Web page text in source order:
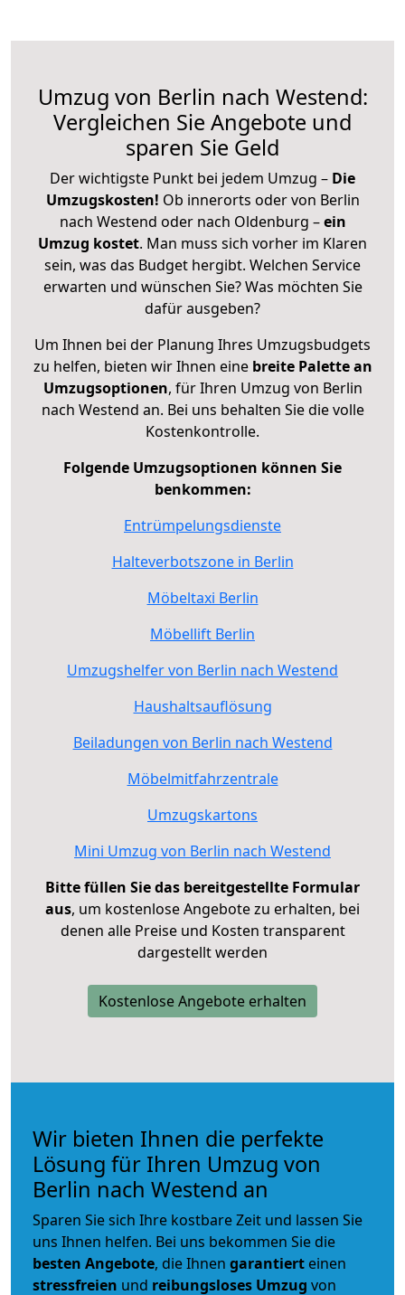
Umzug von Berlin nach Westend:
Vergleichen Sie Angebote und
sparen Sie Geld
Der wichtigste Punkt bei jedem Umzug – Die
Umzugskosten! Ob innerorts oder von Berlin
nach Westend oder nach Oldenburg –ein
Umzug kostet. Man muss sich vorher im Klaren
sein, was das Budget hergibt. Welchen Service
erwarten und wünschen Sie? Was möchten Sie
dafür ausgeben?
Um Ihnen bei der Planung Ihres Umzugsbudgets
zu helfen, bieten wir Ihnen eine breite Palette an
Umzugsoptionen, für Ihren Umzug von Berlin
nach Westend an. Bei uns behalten Sie die volle
Kostenkontrolle.
Folgende Umzugsoptionen können Sie
benkommen:
Entrümpelungsdienste
Halteverbotszone in Berlin
Möbeltaxi Berlin
Möbellift Berlin
Umzugshelfer von Berlin nach Westend
Haushaltsauflösung
Beiladungen von Berlin nach Westend
Möbelmitfahrzentrale
Umzugskartons
Mini Umzug von Berlin nach Westend
Bitte füllen Sie das bereitgestellte Formular
aus, um kostenlose Angebote zu erhalten, bei
denen alle Preise und Kosten transparent
dargestellt werden
Kostenlose Angebote erhalten
Wir bieten Ihnen die perfekte
Lösung für Ihren Umzug von
Berlin nach Westend an
Sparen Sie sich Ihre kostbare Zeit und lassen Sie
uns Ihnen helfen. Bei uns bekommen Sie die
besten Angebote, die Ihnen garantiert einen
stressfreien und reibungsloses Umzug von